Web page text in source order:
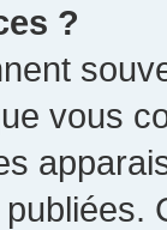
?
vous